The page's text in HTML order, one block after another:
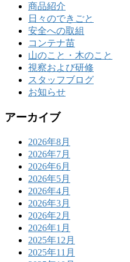
商品紹介
日々のできごと
安全への取組
コンテナ苗
山のこと・木のこと
視察および研修
スタッフブログ
お知らせ
アーカイブ
2026年8月
2026年7月
2026年6月
2026年5月
2026年4月
2026年3月
2026年2月
2026年1月
2025年12月
2025年11月